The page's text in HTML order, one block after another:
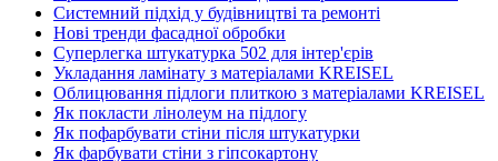
Системний підхід у будівництві та ремонті
Нові тренди фасадної обробки
Суперлегка штукатурка 502 для інтер'єрів
Укладання ламінату з матеріалами KREISEL
Облицювання підлоги плиткою з матеріалами KREISEL
Як покласти лінолеум на підлогу
Як пофарбувати стіни після штукатурки
Як фарбувати стіни з гіпсокартону